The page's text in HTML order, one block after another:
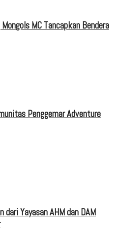
MC Tancapkan Bendera
Penggemar Adventure
Yayasan AHM dan DAM